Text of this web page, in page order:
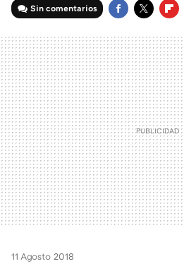
Sin comentarios
11 Agosto 2018